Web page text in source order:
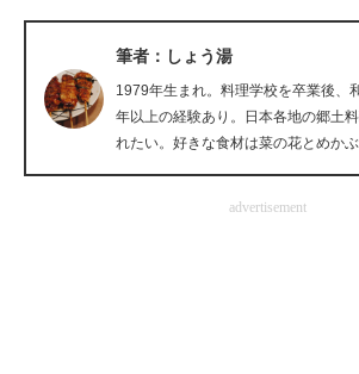
ITエンジニア向け専門サイト
企業向けIT製品の総合サイト
製造業のIT導入・活用を支援
筆者：しょう湯
1979年生まれ。料理学校を卒業後、
年以上の経験あり。日本各地の郷土
れたい。好きな食材は菜の花とめかぶ
advertisement